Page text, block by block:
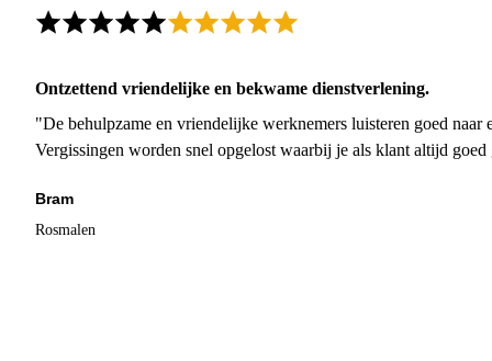
Ontzettend vriendelijke en bekwame dienstverlening.
"De behulpzame en vriendelijke werknemers luisteren goed naar
Vergissingen worden snel opgelost waarbij je als klant altijd
Bram
Rosmalen